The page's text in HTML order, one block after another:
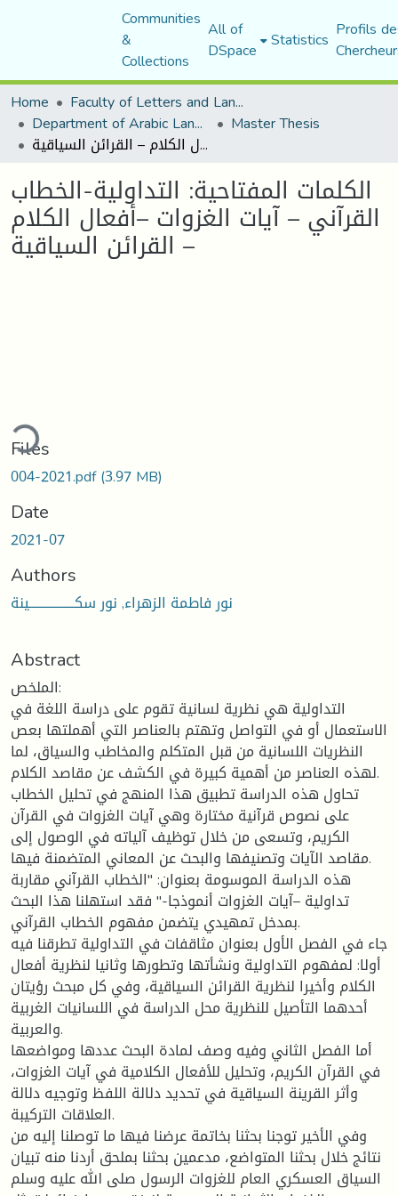
Communities
&
Collections
All of
DSpace Statistics Profils
Home
Faculty of Letters and Languages
Department of Arabic Language and Literature Master Thesis
الكلمات المفتاحية: التداولية-الخطاب القرآني – آيات الغزوات –أفعال الكلام – القرائن السياقية
الكلمات المفتاحية: التداولية-الخطاب
القرآني – آيات الغزوات –أفعال الكلام
– القرائن السياقية
Files
004-2021.pdf(3.97 MB)
Date
2021-07
Authors
نور فاطمة الزهراء, نور سكـــــــــــــــــينة
Abstract
الملخص:
التداولية هي نظرية لسانية تقوم على دراسة اللغة في
الاستعمال أو في التواصل وتهتم بالعناصر التي أهملتها بعص
النظريات اللسانية من قبل المتكلم والمخاطب والسياق، لما
لهذه العناصر من أهمية كبيرة في الكشف عن مقاصد الكلام.
تحاول هذه الدراسة تطبيق هذا المنهج في تحليل الخطاب
على نصوص قرآنية مختارة وهي آيات الغزوات في القرآن
الكريم، وتسعى من خلال توظيف آلياته في الوصول إلى
مقاصد الآيات وتصنيفها والبحث عن المعاني المتضمنة فيها.
هذه الدراسة الموسومة بعنوان: "الخطاب القرآني مقاربة
تداولية –آيات الغزوات أنموذجا-" فقد استهلنا هذا البحث
بمدخل تمهيدي يتضمن مفهوم الخطاب القرآني.
جاء في الفصل الأول بعنوان مثاقفات في التداولية تطرقنا فيه
أولا: لمفهوم التداولية ونشأتها وتطورها وثانيا لنظرية أفعال
الكلام وأخيرا لنظرية القرائن السياقية، وفي كل مبحث رؤيتان
أحدهما التأصيل للنظرية محل الدراسة في اللسانيات الغربية
والعربية.
أما الفصل الثاني وفيه وصف لمادة البحث عددها ومواضعها
في القرآن الكريم، وتحليل للأفعال الكلامية في آيات الغزوات،
وأثر القرينة السياقية في تحديد دلالة اللفظ وتوجيه دلالة
العلاقات التركيبة.
وفي الأخير توجنا بحثنا بخاتمة عرضنا فيها ما توصلنا إليه من
نتائج خلال بحثنا المتواضع، مدعمين بحثنا بملحق أردنا منه تبيان
السياق العسكري العام للغزوات الرسول صلى الله عليه وسلم